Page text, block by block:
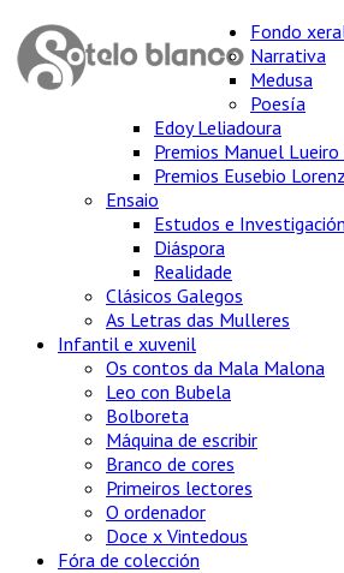
Fondo
Narrativa
Medusa
Poesía
Edoy Leliadoura
Premios Manuel Lueiro
Premios Eusebio
Ensaio
Estudos e
Diáspora
Realidade
Clásicos Galegos
As Letras das Mulleres
Infantil e xuvenil
Os contos da Mala Malona
Leo con Bubela
Bolboreta
Máquina de escribir
Branco de cores
Primeiros lectores
O ordenador
Doce x Vintedous
Fóra de colección